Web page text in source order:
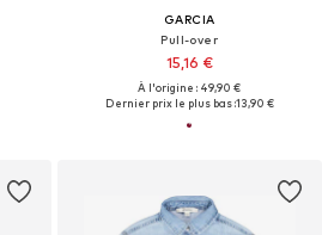
GARCIA
Pull-over
15,16 €
À l'origine : 49,90 €
Dernier prix le plus bas :13,90 €